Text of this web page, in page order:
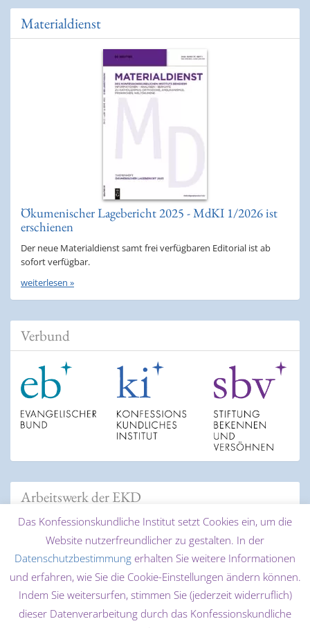
Materialdienst
Ökumenischer Lagebericht 2025 - MdKI 1/2026 ist
erschienen
Der neue Materialdienst samt frei verfügbaren Editorial ist ab
sofort verfügbar.
weiterlesen »
Verbund
Arbeitswerk der EKD
© 2026 Konfessionskundliches Institut des Evangelischen
Das Konfessionskundliche Institut setzt Cookies ein, um die
Website nutzerfreundlicher zu gestalten. In der
Datenschutzbestimmung erhalten Sie weitere Informationen
und erfahren, wie Sie die Cookie-Einstellungen ändern können.
Indem Sie weitersurfen, stimmen Sie (jederzeit widerruflich)
dieser Datenverarbeitung durch das Konfessionskundliche